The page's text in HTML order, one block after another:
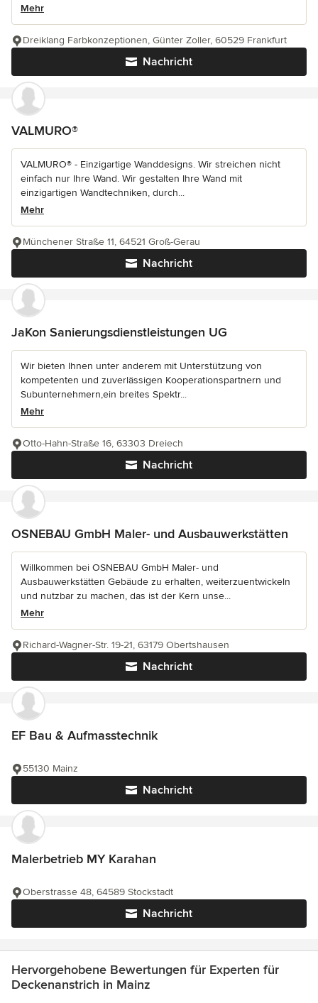
Mehr
Nachricht
Dreiklang Farbkonzeptionen, Günter Zoller, 60529 Frankfurt
VALMURO®
VALMURO® - Einzigartige Wanddesigns. Wir streichen nicht
einfach nur Ihre Wand. Wir gestalten Ihre Wand mit
einzigartigen Wandtechniken, durch...
Mehr
Nachricht
Münchener Straße 11, 64521 Groß-Gerau
JaKon Sanierungsdienstleistungen UG
Wir bieten Ihnen unter anderem mit Unterstützung von
kompetenten und zuverlässigen Kooperationspartnern und
Subunternehmern,ein breites Spektr...
Mehr
Nachricht
Otto-Hahn-Straße 16, 63303 Dreiech
OSNEBAU GmbH Maler- und Ausbauwerkstätten
Willkommen bei OSNEBAU GmbH Maler- und
Ausbauwerkstätten Gebäude zu erhalten, weiterzuentwickeln
und nutzbar zu machen, das ist der Kern unse...
Mehr
Nachricht
Richard-Wagner-Str. 19-21, 63179 Obertshausen
EF Bau & Aufmasstechnik
Nachricht
55130 Mainz
Malerbetrieb MY Karahan
Nachricht
Oberstrasse 48, 64589 Stockstadt
Hervorgehobene Bewertungen für Experten für
Deckenanstrich in Mainz